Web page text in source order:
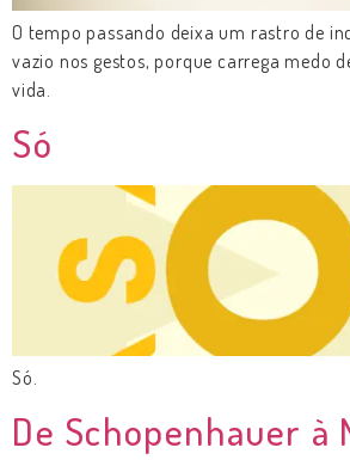
O tempo passando deixa um rastro de
vazio nos gestos, porque carrega medo
vida.
Só
Só.
De Schopenhauer à